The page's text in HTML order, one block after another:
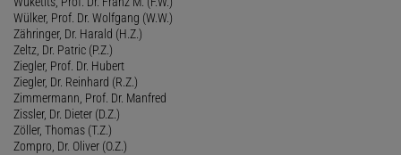
Wülker, Prof. Dr. Wolfgang (W.W.)
Zähringer, Dr. Harald (H.Z.)
Zeltz, Dr. Patric (P.Z.)
Ziegler, Prof. Dr. Hubert
Ziegler, Dr. Reinhard (R.Z.)
Zimmermann, Prof. Dr. Manfred
Zissler, Dr. Dieter (D.Z.)
Zöller, Thomas (T.Z.)
Zompro, Dr. Oliver (O.Z.)